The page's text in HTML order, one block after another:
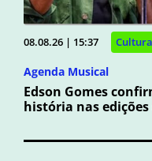
08.08.26 | 15:37 Cultura
Agenda Musical
Edson Gomes
história nas edições